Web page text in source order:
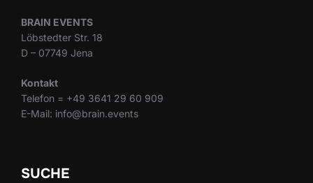
BRAIN EVENTS
Löbstedter Str. 18
D – 07749 Jena
Kontakt
Telefon = +49 3641 29 60 909
E-Mail: info@brain.events
SUCHE